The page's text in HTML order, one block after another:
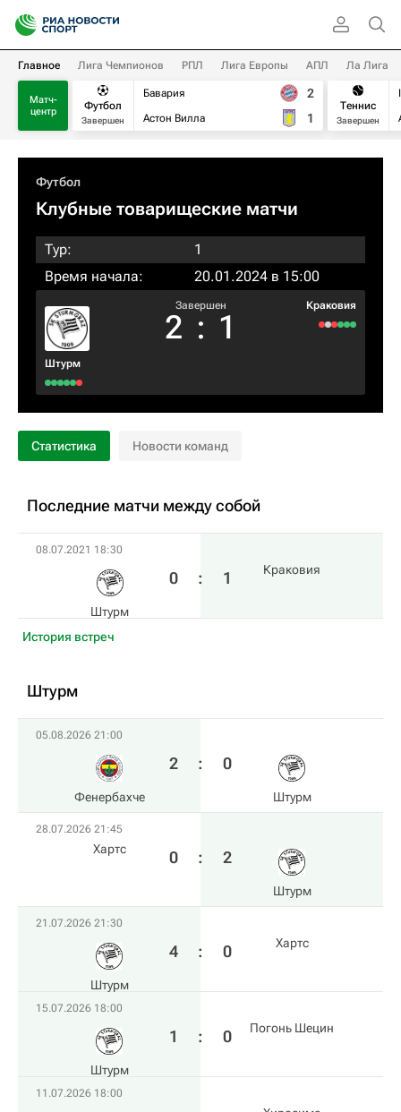
Главное Лига Чемпионов РПЛ Лига Европы АПЛ Ла Лига
Матч-
центр
Футбол
Завершен
Бавария
Астон Вилла
2
1
Теннис
Завершен
Футбол
Клубные товарищеские матчи
Тур:
1
Время начала:
20.01.2024 в 15:00
Штурм
Завершен
2 : 1
Краковия
Статистика Новости команд
Последние матчи между собой
08.07.2021 18:30
Штурм
0 : 1 Краковия
История встреч
Штурм
05.08.2026 21:00
Фенербахче
2 : 0
Штурм
28.07.2026 21:45
Хартс 0 : 2
Штурм
21.07.2026 21:30
Штурм
4 : 0 Хартс
15.07.2026 18:00
Штурм
1 : 0 Погонь Шецин
11.07.2026 18:00